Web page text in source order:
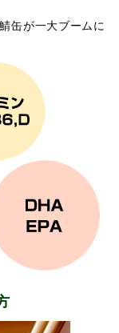
缶が一大ブームに